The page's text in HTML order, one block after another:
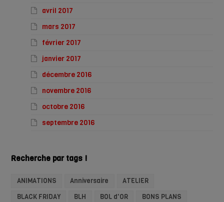
avril 2017
mars 2017
février 2017
janvier 2017
décembre 2016
novembre 2016
octobre 2016
septembre 2016
Recherche par tags !
ANIMATIONS Anniversaire
ATELIER
BLACK FRIDAY
BLH BOL d'OR
BONS PLANS